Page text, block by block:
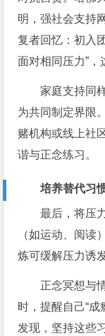
明，强社会支持
复者回忆：初入
面对相同压力”，
家庭支持同
为共同制定界限
赌机构或线上社
谐与正念练习。
培养替代习
最后，将压
（如运动、阅读
炼可缓解压力诱
正念冥想与
时，提醒自己“
发现，坚持这些